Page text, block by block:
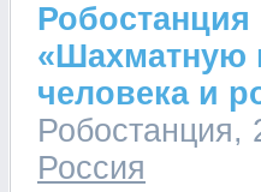
Робостанция
«Шахматную
человека и
Робостанция,
Россия